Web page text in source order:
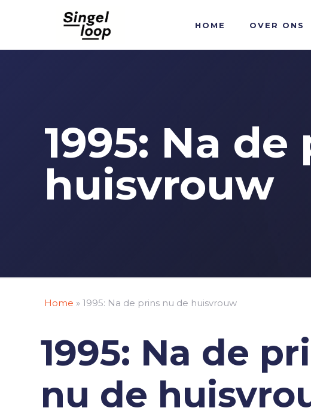
HOME OVER ONS
1995: Na
huisvrouw
Home »1995: Na de prins nu de huisvrouw
1995: Na de
nu de